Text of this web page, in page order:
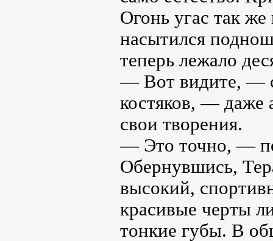
Огонь угас так же
насытился
теперь лежало
— Вот видите, —
костяков, — даже
свои творения.
— Это точно, —
Обернувшись,
высокий,
красивые черты
тонкие губы. В